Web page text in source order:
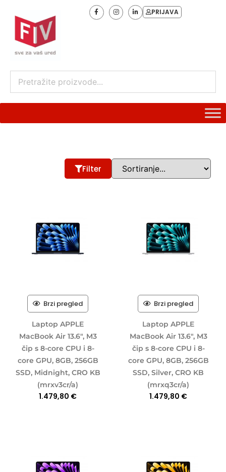
PRIJAVA
Filter
Brzi pregled
Laptop APPLE
MacBook Air 13.6″, M3
čip s 8-core CPU i 8-
core GPU, 8GB, 256GB
SSD, Midnight, CRO KB
(mrxv3cr/a)
1.479,80 €
Brzi pregled
Laptop APPLE
MacBook Air 13.6″, M3
čip s 8-core CPU i 8-
core GPU, 8GB, 256GB
SSD, Silver, CRO KB
(mrxq3cr/a)
1.479,80 €